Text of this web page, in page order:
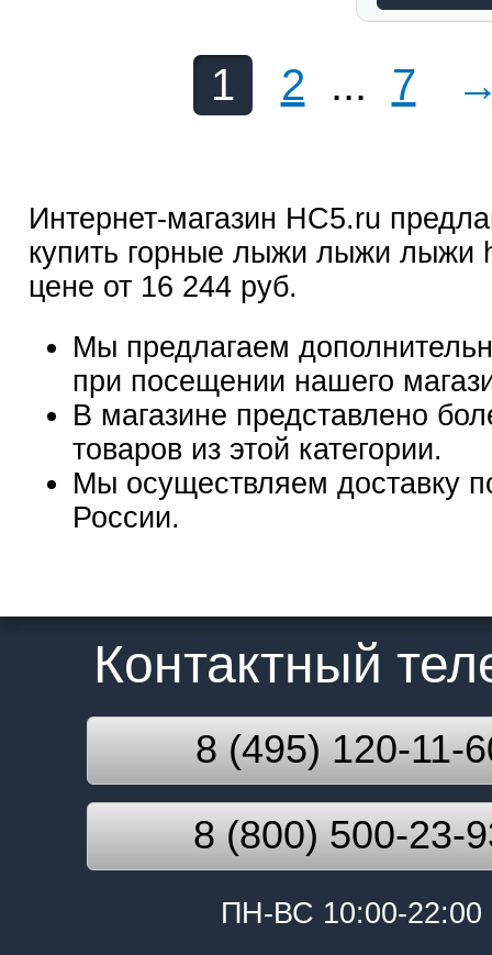
1 2 ... 7
Интернет-магазин HC5.ru
купить горные лыжи лыжи лыжи
цене от 16 244 руб.
Мы предлагаем
при посещении нашего
В магазине представлено
товаров из этой категории.
Мы осуществляем доставку
России.
Контактный
8 (495) 120-11-
8 (800) 500-23-
ПН-ВС 10:00-22:00